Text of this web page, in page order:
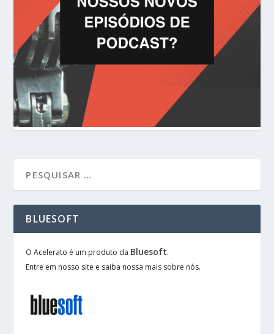
BLUESOFT
O Acelerato é um produto da Bluesoft.
Entre em nosso site e saiba nossa mais sobre nós.